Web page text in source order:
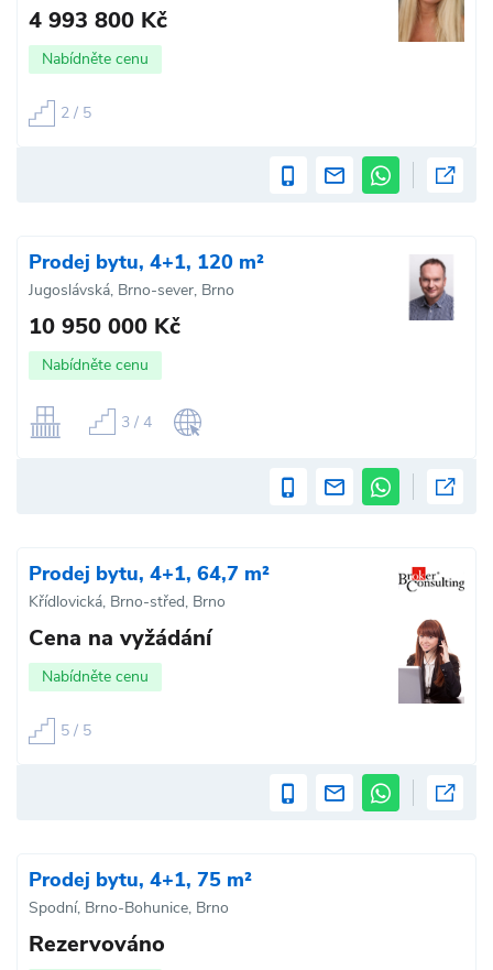
4 993 800 Kč
Nabídněte cenu
2 / 5
Prodej bytu, 4+1, 120 m²
Jugoslávská, Brno-sever, Brno
10 950 000 Kč
Nabídněte cenu
3 / 4
Prodej bytu, 4+1, 64,7 m²
Křídlovická, Brno-střed, Brno
Cena na vyžádání
Nabídněte cenu
5 / 5
Prodej bytu, 4+1, 75 m²
Spodní, Brno-Bohunice, Brno
Rezervováno